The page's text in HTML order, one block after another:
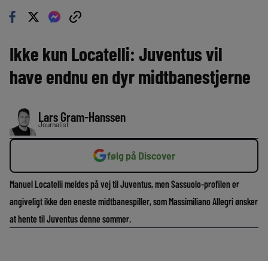
Ikke kun Locatelli: Juventus vil
have endnu en dyr midtbanestjerne
Lars Gram-Hanssen
Journalist
følg på Discover
Manuel Locatelli meldes på vej til Juventus, men Sassuolo-profilen er
angiveligt ikke den eneste midtbanespiller, som Massimiliano Allegri ønsker
at hente til Juventus denne sommer.